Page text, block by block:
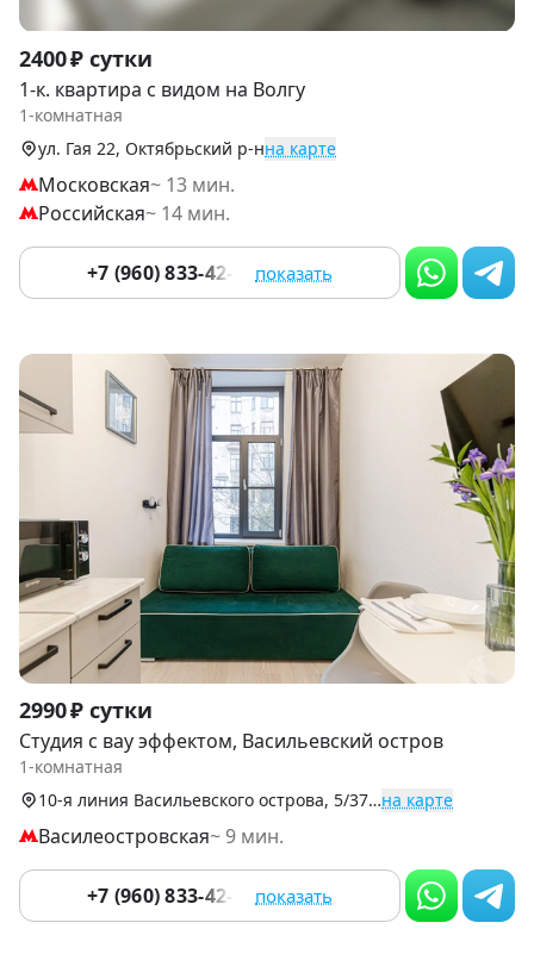
Item
1
of
9
2400 ₽ сутки
1-к. квартира с видом на Волгу
1-комнатная
ул. Гая 22, Октябрьский р-нна карте
Московская~ 13 мин.
Российская~ 14 мин.
+7 (960) 833-42-97 показать
Item
1
of
2990 ₽ сутки
Студия с вау эффектом, Васильевский остров
1-комнатная
10-я линия Васильевского острова, 5/37, Василеостровский р-нна карте
Василеостровская~ 9 мин.
+7 (960) 833-42-97 показать